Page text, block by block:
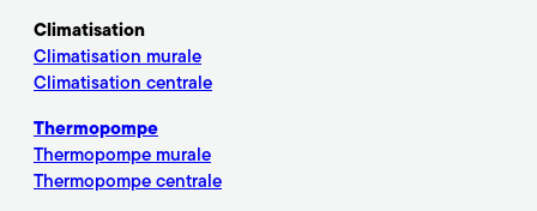
Climatisation
Climatisation murale
Climatisation centrale
Thermopompe
Thermopompe murale
Thermopompe centrale